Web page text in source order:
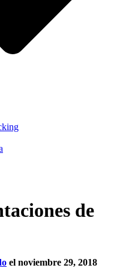
de
el noviembre 29, 2018